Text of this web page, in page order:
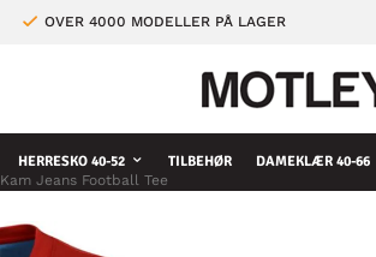
OVER 4000 MODELLER PÅ LAGER
HERRESKO 40-52 TILBEHØR DAMEKLÆR 40-66
Kam Jeans Football Tee